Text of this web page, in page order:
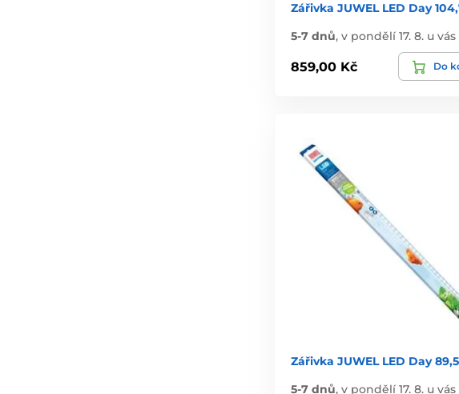
Zářivka JUWEL LED Day
5-7 dnů, v pondělí 17. 8. u vás
859,00 Kč Do
Zářivka JUWEL LED Day
5-7 dnů, v pondělí 17. 8. u vás